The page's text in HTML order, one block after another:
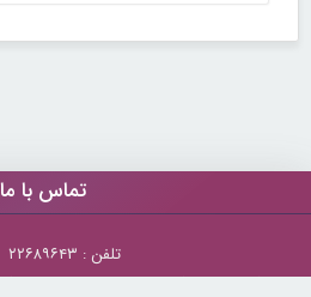
تماس با ما
تلفن : ۲۲۶۸۹۶۴۳ (۰۲۱)
شنبه تا چهارشنبه از ساعت 9 تا 5 منتظر شنیدن صدای گرم شما هستیم.